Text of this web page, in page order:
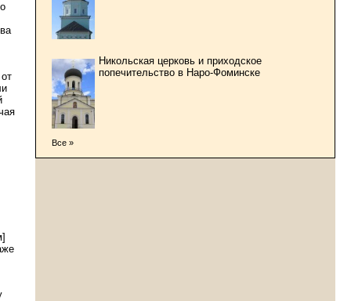
Никольская церковь и приходское
попечительство в Наро-Фоминске
Все »